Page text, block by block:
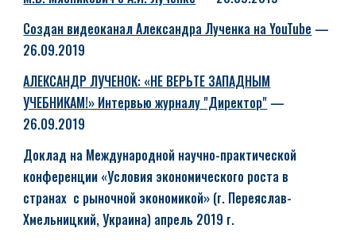
Создан видеоканал Александра Лученка на YouTube —
26.09.2019
АЛЕКСАНДР ЛУЧЕНОК: «НЕ ВЕРЬТЕ ЗАПАДНЫМ
УЧЕБНИКАМ!» Интервью журналу "Директор" —
26.09.2019
Доклад на Международной научно-практической
конференции «Условия экономического роста в
странах с рыночной экономикой» (г. Переяслав-
Хмельницкий, Украина) апрель 2019 г.